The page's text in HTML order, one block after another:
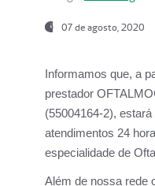
07 de agosto, 2020
Informamos que, a
prestador
(55004164-2),
atendimentos 24
especialidade de
Além de nossa rede